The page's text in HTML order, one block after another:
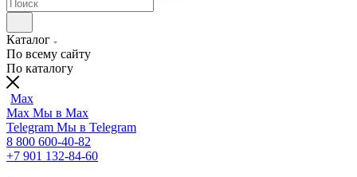
Каталог
По всему сайту
По каталогу
Max
Max Мы в Max
Telegram Мы в Telegram
8 800 600-40-82
+7 901 132-84-60